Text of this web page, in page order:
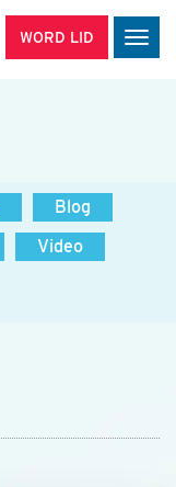
WORD LID
Blog
Video